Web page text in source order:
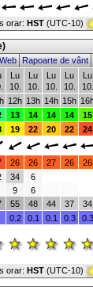
orar: HST (UTC-10)
Rapoarte de vânt
Lu
10.
Lu
10.
Lu
10.
Lu
10.
Lu
10.
12h 13h 14h 15h
13 14 14 14
15
19 22 20 22
24
26 26 27 26 26
34
9
55
6
6
48
44 37
34
0.2 0.1 0.1 0.3 0.3
orar: HST (UTC-10)